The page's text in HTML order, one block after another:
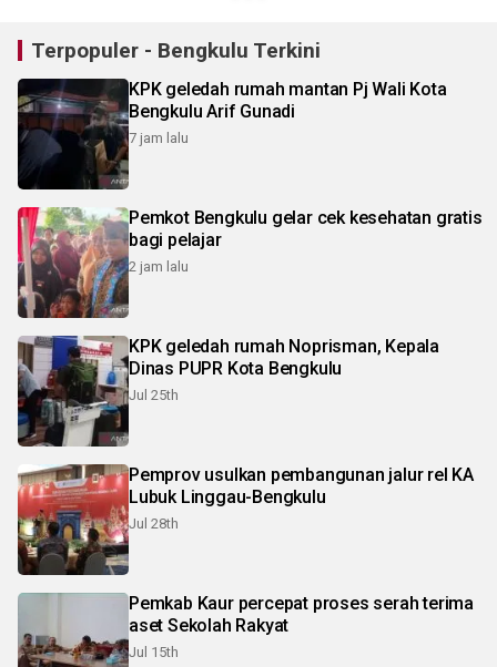
Terpopuler - Bengkulu Terkini
KPK geledah rumah mantan Pj Wali Kota
Bengkulu Arif Gunadi
7 jam lalu
Pemkot Bengkulu gelar cek kesehatan gratis
bagi pelajar
2 jam lalu
KPK geledah rumah Noprisman, Kepala
Dinas PUPR Kota Bengkulu
Jul 25th
Pemprov usulkan pembangunan jalur rel KA
Lubuk Linggau-Bengkulu
Jul 28th
Pemkab Kaur percepat proses serah terima
aset Sekolah Rakyat
Jul 15th